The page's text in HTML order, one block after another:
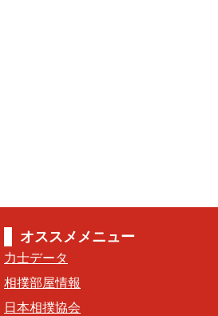
オススメメニュー
力士データ
相撲部屋情報
日本相撲協会